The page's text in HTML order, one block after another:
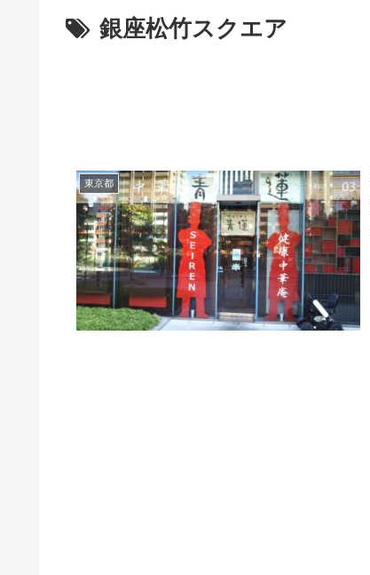
銀座松竹スクエア
東京都